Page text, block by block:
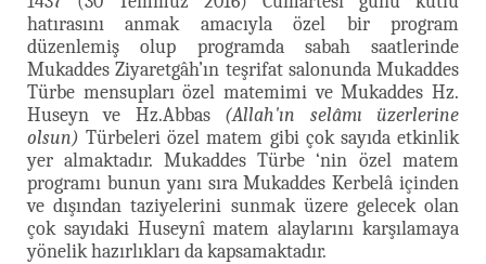
hatırasını anmak amacıyla özel bir program
düzenlemiş olup programda sabah saatlerinde
Mukaddes Ziyaretgâh’ın teşrifat salonunda Mukaddes
Türbe mensupları özel matemimi ve Mukaddes Hz.
Huseyn ve Hz.Abbas (Allah'ın selâmı üzerlerine
olsun) Türbeleri özel matem gibi çok sayıda etkinlik
yer almaktadır. Mukaddes Türbe ‘nin özel matem
programı bunun yanı sıra Mukaddes Kerbelâ içinden
ve dışından taziyelerini sunmak üzere gelecek olan
çok sayıdaki Huseynî matem alaylarını karşılamaya
yönelik hazırlıkları da kapsamaktadır.